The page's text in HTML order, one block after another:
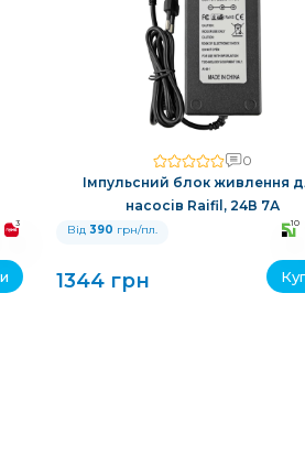
3
0
Імпульсний блок живлення
насосів Raifil, 24В 7А
Від 390 грн/пл. 10
1344 грн